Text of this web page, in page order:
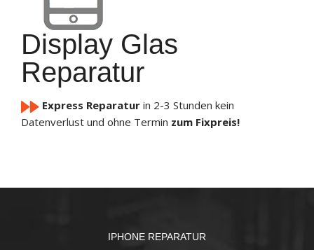
Display Glas
Reparatur
Express Reparaturin 2-3 Stundenkein
Datenverlust und ohne Termin zum Fixpreis!
IPHONE REPARATUR